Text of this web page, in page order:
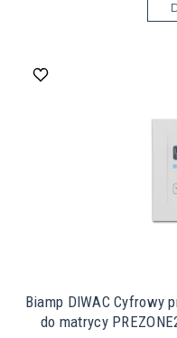
Biamp DIWAC Cyfrowy
do matrycy